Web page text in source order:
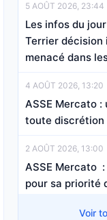
5 AOÛT 2026, 23:44
Les infos du
Terrier décision
menacé dans
4 AOÛT 2026, 13:20
ASSE Mercato
toute discrétion
2 AOÛT 2026, 13:00
ASSE Mercato
pour sa priorité
2 AOÛT 2026, 11:00
Voir